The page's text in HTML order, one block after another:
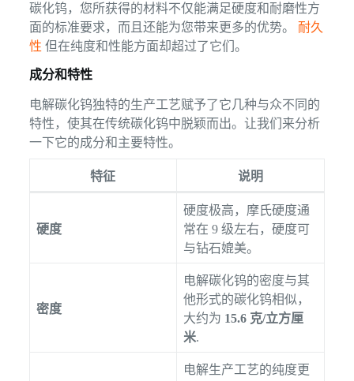
碳化钨，您所获得的材料不仅能满足硬度和耐磨性方
面的标准要求，而且还能为您带来更多的优势。 耐久
性 但在纯度和性能方面却超过了它们。
成分和特性
电解碳化钨独特的生产工艺赋予了它几种与众不同的
特性，使其在传统碳化钨中脱颖而出。让我们来分析
一下它的成分和主要特性。
特征 说明
硬度
硬度极高，摩氏硬度通
常在 9 级左右，硬度可
与钻石媲美。
密度
电解碳化钨的密度与其
他形式的碳化钨相似，
大约为 15.6 克/立方厘
米.
电解生产工艺的纯度更